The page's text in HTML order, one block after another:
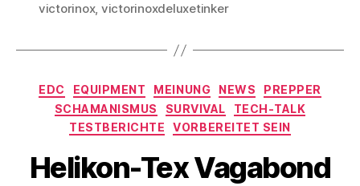
victorinox, victorinoxdeluxetinker
Kategorien
EDC EQUIPMENT MEINUNG NEWS
PREPPER
SCHAMANISMUS
SURVIVAL
TECH-TALK
TESTBERICHTE
VORBEREITET SEIN
Helikon-Tex Vagabond